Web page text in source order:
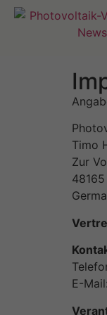
Timo
Zur
E-Mail: